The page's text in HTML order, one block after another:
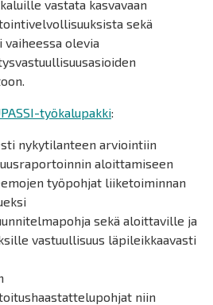
vastata kasvavaan
sekä
olevia
työkalupakki:
nykytilanteen arviointiin
aloittamiseen
työpohjat liiketoiminnan
sekä aloittaville ja
vastuullisuus läpileikkaavasti
niin